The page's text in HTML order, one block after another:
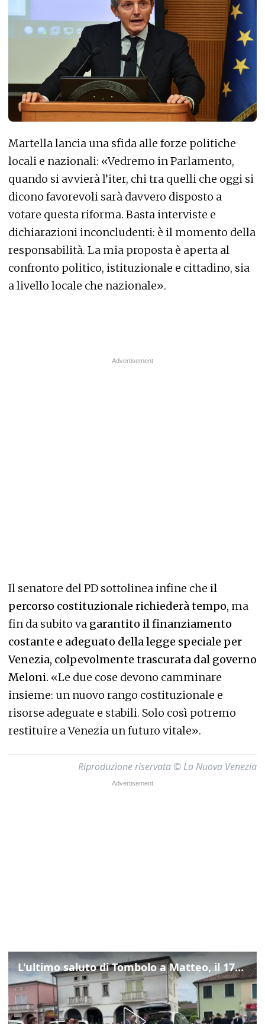
Martella lancia una sfida alle forze politiche
locali e nazionali: «Vedremo in Parlamento,
quando si avvierà l’iter, chi tra quelli che oggi si
dicono favorevoli sarà davvero disposto a
votare questa riforma. Basta interviste e
dichiarazioni inconcludenti: è il momento della
responsabilità. La mia proposta è aperta al
confronto politico, istituzionale e cittadino, sia
a livello locale che nazionale».
Il senatore del PD sottolinea infine che il
percorso costituzionale richiederà tempo, ma
fin da subito va garantito il finanziamento
costante e adeguato della legge speciale per
Venezia, colpevolmente trascurata dal governo
Meloni. «Le due cose devono camminare
insieme: un nuovo rango costituzionale e
risorse adeguate e stabili. Solo così potremo
restituire a Venezia un futuro vitale».
Riproduzione riservata © La Nuova Venezia
L'ultimo saluto di Tombolo a Matteo, il 17enne morto di tumore. Il video